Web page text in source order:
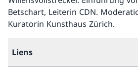
Betschart, Leiterin CDN.
Kuratorin Kunsthaus Zürich.
Liens